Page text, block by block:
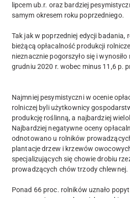
lipcem ub.r. oraz bardziej
samym okresem roku poprzedniego.
Tak jak w poprzedniej edycji badania,
bieżącą opłacalność produkcji
nieznacznie pogorszyło się i
grudniu 2020 r. wobec minus 11,6 p.
Najmniej pesymistyczni w ocenie
rolniczej byli użytkownicy
produkcję roślinną, a najbardziej
Najbardziej negatywne oceny
odnotowano u rolników
plantacje drzew i krzewów
specjalizujących się chowie drobiu
prowadzących chów trzody chlewnej.
Ponad 66 proc. rolników uznało